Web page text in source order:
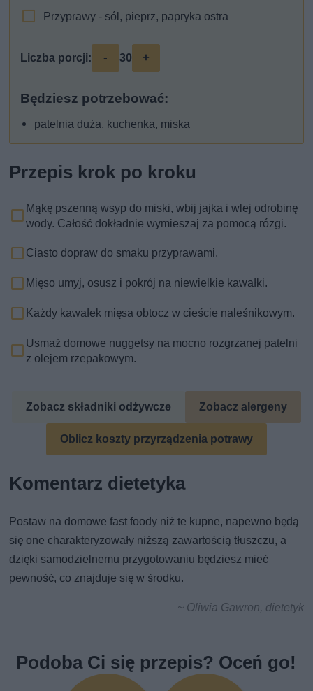
Przyprawy - sól, pieprz, papryka ostra
Liczba porcji: - 30 +
Będziesz potrzebować:
patelnia duża, kuchenka, miska
Przepis krok po kroku
Mąkę pszenną wsyp do miski, wbij jajka i wlej odrobinę
wody. Całość dokładnie wymieszaj za pomocą rózgi.
Ciasto dopraw do smaku przyprawami.
Mięso umyj, osusz i pokrój na niewielkie kawałki.
Każdy kawałek mięsa obtocz w cieście naleśnikowym.
Usmaż domowe nuggetsy na mocno rozgrzanej patelni
z olejem rzepakowym.
Zobacz składniki odżywcze Zobacz alergeny
Oblicz koszty przyrządzenia potrawy
Komentarz dietetyka
Postaw na domowe fast foody niż te kupne, napewno będą
się one charakteryzowały niższą zawartością tłuszczu, a
dzięki samodzielnemu przygotowaniu będziesz mieć
pewność, co znajduje się w środku.
~ Oliwia Gawron, dietetyk
Podoba Ci się przepis? Oceń go!